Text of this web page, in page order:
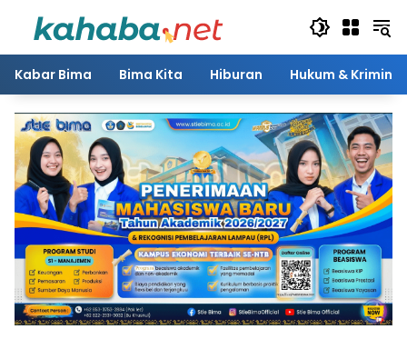
Kabar Bima Bima Kita Hiburan Hukum & Kriminal